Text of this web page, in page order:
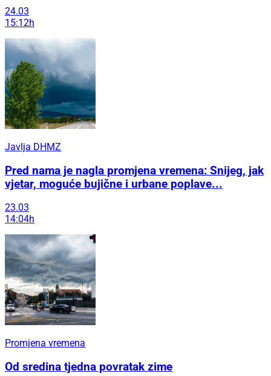
24.03
15:12h
Javlja DHMZ
Pred nama je nagla promjena vremena: Snijeg, jak
vjetar, moguće bujične i urbane poplave...
23.03
14:04h
Promjena vremena
Od sredina tjedna povratak zime